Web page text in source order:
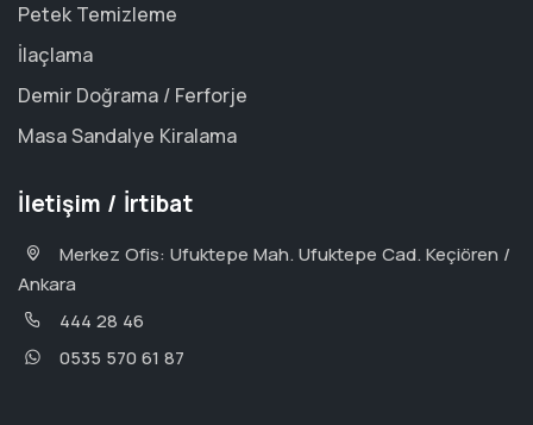
Petek Temizleme
İlaçlama
Demir Doğrama / Ferforje
Masa Sandalye Kiralama
İletişim / İrtibat
Merkez Ofis: Ufuktepe Mah. Ufuktepe Cad. Keçiören /
Ankara
444 28 46
0535 570 61 87